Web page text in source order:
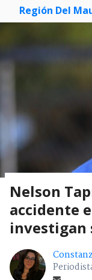
Región Del
Nelson
accidente
investigan